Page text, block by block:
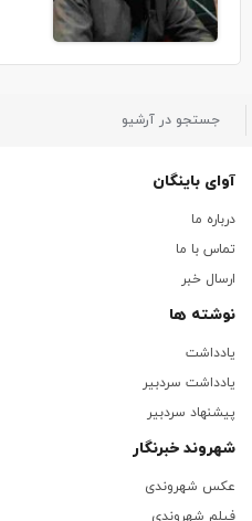
آوای باینگان
درباره ما
تماس با ما
ارسال خبر
نوشته ها
یادداشت
یادداشت سردبیر
پیشنهاد سردبیر
شهروند خبرنگار
عکس شهروندی
فیلم شهروندی